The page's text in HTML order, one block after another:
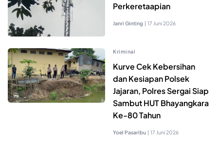
Perkeretaapian
Janri Ginting | 17 Juni 2026
Kriminal
Kurve Cek Kebersihan
dan Kesiapan Polsek
Jajaran, Polres Sergai Siap
Sambut HUT Bhayangkara
Ke-80 Tahun
Yoel Pasaribu | 17 Juni 2026